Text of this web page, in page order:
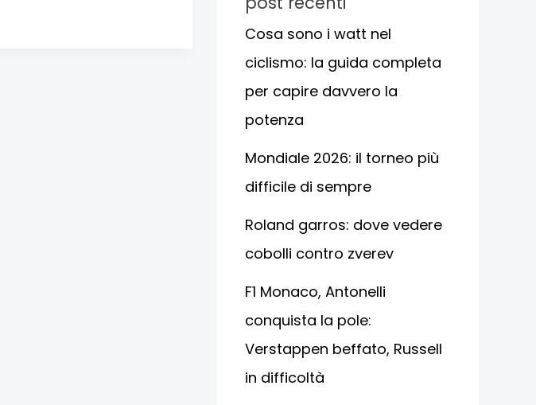
Cosa sono i watt nel
ciclismo: la guida completa
per capire davvero la
potenza
Mondiale 2026: il torneo più
difficile di sempre
Roland garros: dove vedere
cobolli contro zverev
F1 Monaco, Antonelli
conquista la pole:
Verstappen beffato, Russell
in difficoltà